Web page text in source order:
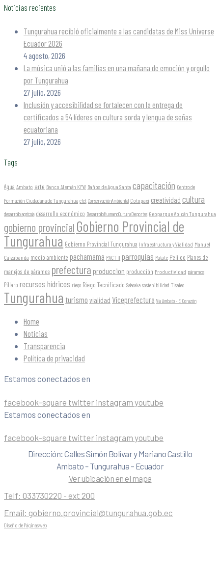
Noticias recientes
Tungurahua recibió oficialmente a las candidatas de Miss Universe
Ecuador 2026
4 agosto, 2026
La música unió a las familias en una mañana de emoción y orgullo
por Tungurahua
27 julio, 2026
Inclusión y accesibilidad se fortalecen con la entrega de
certificados a 54 líderes en cultura sorda y lengua de señas
ecuatoriana
27 julio, 2026
Tags
Agua Ambato arte Banco Alemán KFW Baños de Agua Santa capacitación Centro de
Formación Ciudadana de Tungurahua cfct ConservaciónAmbiental Cotopaxi creatividad cultura
desarrollo agrícola desarrollo económico DesarrolloHumanoCulturaDeportes Geoparque Volcán Tungurahua
gobierno provincial Gobierno Provincial de
Tungurahua Gobierno Provincial Tungurahua Infraestructura y Vialidad Manuel
Caizabanda medio ambiente pachamama PACT II parroquias Patate Pelileo Planes de
manejos de páramos prefectura produccion producción Productividad páramos
Píllaro recursos hídricos riego Riego Tecnificado Salasaka sostenibilidad Tisaleo
Tungurahua turismo vialidad Viceprefectura Vía Ambato - El Corazón
Home
Noticias
Transparencia
Política de privacidad
Estamos conectados en
facebook-square twitter instagram youtube
Estamos conectados en
facebook-square twitter instagram youtube
Dirección: Calles Simón Bolivar y Mariano Castillo
Ambato – Tungurahua – Ecuador
Ver ubicación en el mapa
Telf: 033730220 - ext 200
Email: gobierno.provincial@tungurahua.gob.ec
Diseño de Páginas web